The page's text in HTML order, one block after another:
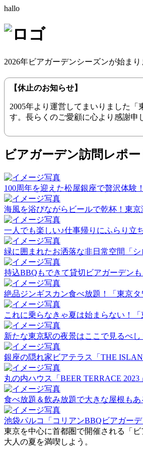
hallo
2026年ビアガーデンシーズンが始ま
【休止のお知らせ】
2005年より運営してまいりました
す。長らくのご愛顧に心より感謝申
ビアガーデン訪問レポー
100周年を迎えた松屋銀座で贅沢体験
海風を浴びながらビールで乾杯！東京
一人でも楽しい♪仕事帰りにふらり立
緑に囲まれたお洒落な非日常空間「シ
持込BBQもできて貸切ビアガーデンも
絶品ジンギスカン食べ放題！「東京タ
これに乗らなきゃ夏は始まらない！「
新たな東京駅の夜景はここで見るべし
銀座の隠れ家ビアテラス「THE
丸の内ハウス「BEER TERRACE 2023
食べ放題＆飲み放題で大きな屋根もあ
池袋パルコ「コリアンBBQビアガーデ
東京を中心に首都圏で開催される「
大人の夏を満喫しよう。